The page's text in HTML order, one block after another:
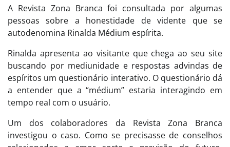
A Revista Zona Branca foi consultada por algumas
pessoas sobre a honestidade de vidente que se
autodenomina Rinalda Médium espírita.
Rinalda apresenta ao visitante que chega ao seu site
buscando por mediunidade e respostas advindas de
espíritos um questionário interativo. O questionário dá
a entender que a “médium” estaria interagindo em
tempo real com o usuário.
Um dos colaboradores da Revista Zona Branca
investigou o caso. Como se precisasse de conselhos